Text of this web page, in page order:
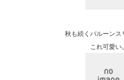
秋も続くバルーン
これ可愛